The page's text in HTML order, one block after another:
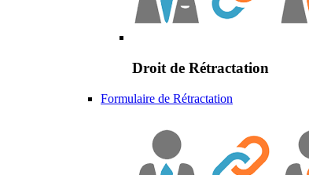
Droit de Rétractation
Formulaire de Rétractation